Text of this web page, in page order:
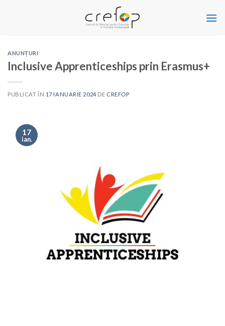
ANUNȚURI
Inclusive Apprenticeships prin Erasmus+
PUBLICAT ÎN 17 IANUARIE 2024 DE CREFOP
17
ian.